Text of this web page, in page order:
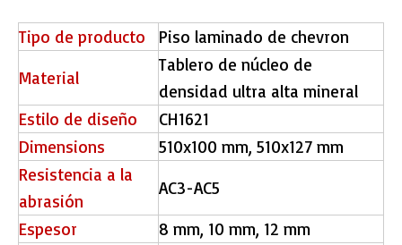
Tipo de producto
Piso laminado de chevron
Material
Tablero de núcleo de
densidad ultra alta mineral
Estilo de diseño
CH1621
Dimensions
510x100 mm, 510x127 mm
Resistencia a la
abrasión
AC3-AC5
Espesor
8 mm, 10 mm, 12 mm